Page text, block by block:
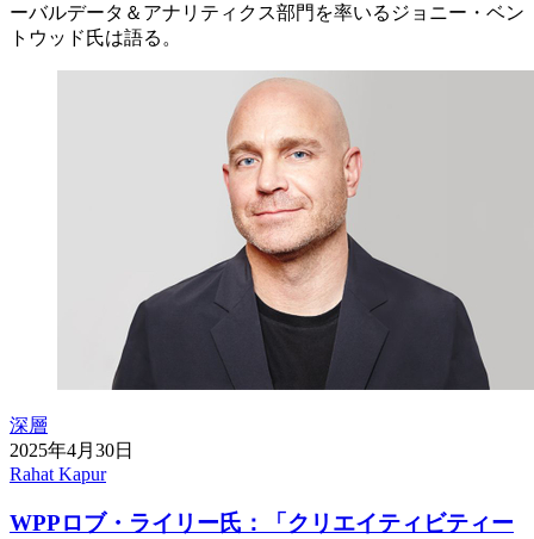
ーバルデータ＆アナリティクス部門を率いるジョニー・ベン
トウッド氏は語る。
深層
2025年4月30日
Rahat Kapur
WPPロブ・ライリー氏：「クリエイティビティー